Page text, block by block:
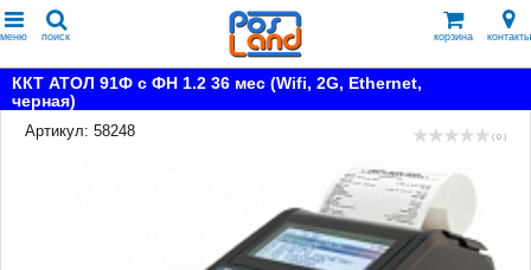
меню поиск корзина контакты
ККТ АТОЛ 91Ф с ФН 1.2 36 мес (Wifi, 2G, Ethernet,
черная)
Артикул: 58248
( 0 )